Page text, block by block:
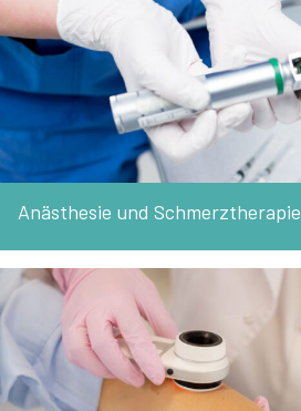
Anästhesie und Schmerztherapie